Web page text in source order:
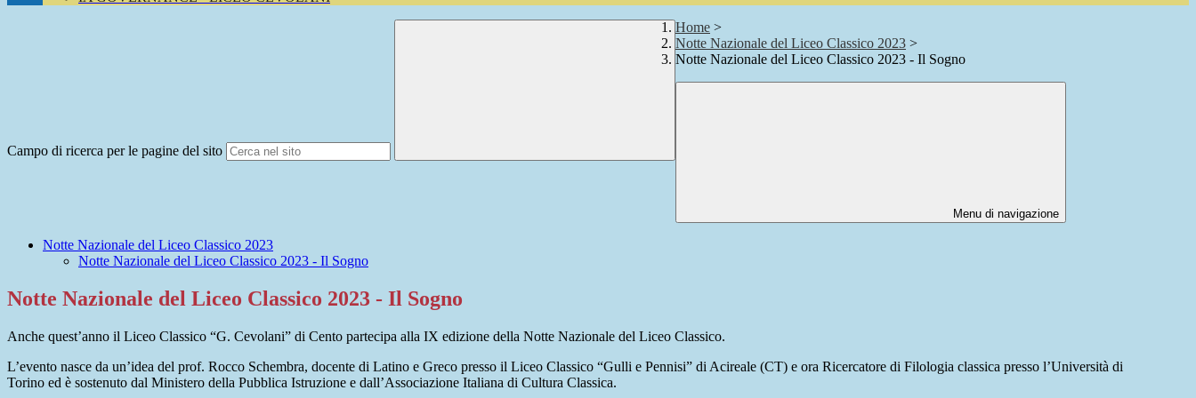
Campo di ricerca per le pagine del sito
Home >
Notte Nazionale del Liceo Classico 2023 >
Notte Nazionale del Liceo Classico 2023 - Il Sogno
Menu di navigazione
Notte Nazionale del Liceo Classico 2023
Notte Nazionale del Liceo Classico 2023 - Il Sogno
Notte Nazionale del Liceo Classico 2023 - Il Sogno
Anche quest’anno il Liceo Classico “G. Cevolani” di Cento partecipa alla IX edizione della Notte Nazionale del Liceo Classico.
L’evento nasce da un’idea del prof. Rocco Schembra, docente di Latino e Greco presso il Liceo Classico “Gulli e Pennisi” di Acireale (CT) e ora Ricercatore di Filologia classica presso l’Università di
Torino ed è sostenuto dal Ministero della Pubblica Istruzione e dall’Associazione Italiana di Cultura Classica.